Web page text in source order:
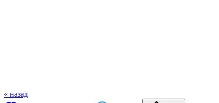
« назад